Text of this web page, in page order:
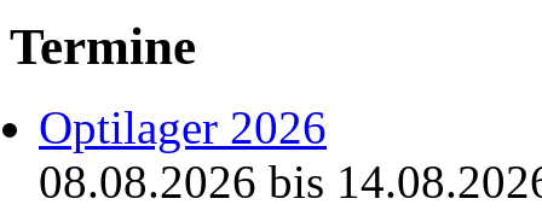
Termine
Optilager 2026
08.08.2026 bis